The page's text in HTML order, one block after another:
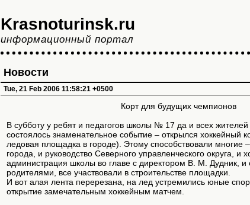
Krasnoturinsk.ru
информационный портал
Новости
Tue, 21 Feb 2006 11:58:21 +0500
Корт для будущих чемпионов
В субботу у ребят и педагогов школы № 17 да и всех жителей
состоялось знаменательное событие – открылся хоккейный
ледовая площадка в городе). Этому способствовали многие
города, и руководство Северного управленческого округа, и
администрация школы во главе с директором В. М. Дудник, и
родителями, все участвовали в строительстве площадки.
И вот алая лента перерезана, на лед устремились юные
открытие замечательным хоккейным матчем.